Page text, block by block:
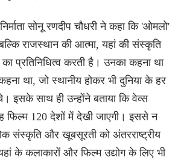
सोनू रणदीप चौधरी ने कहा कि 'ओमलो'
राजस्थान की आत्मा, यहां की संस्कृति
प्रतिनिधित्व करती है। उनका कहना था
था, जो स्थानीय होकर भी दुनिया के हर
इसके साथ ही उन्होंने बताया कि वेव्स
फिल्म 120 देशों में देखी जाएगी। इससे न
संस्कृति और खूबसूरती को अंतरराष्ट्रीय
के कलाकारों और फिल्म उद्योग के लिए भी